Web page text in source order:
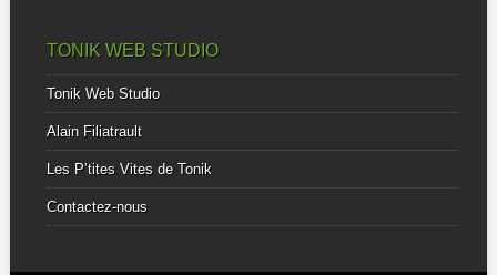
TONIK WEB STUDIO
Tonik Web Studio
Alain Filiatrault
Les P’tites Vites de Tonik
Contactez-nous